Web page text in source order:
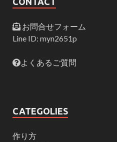
お問合せフォーム
Line ID: myn2651p
よくあるご質問
CATEGOLIES
作り方